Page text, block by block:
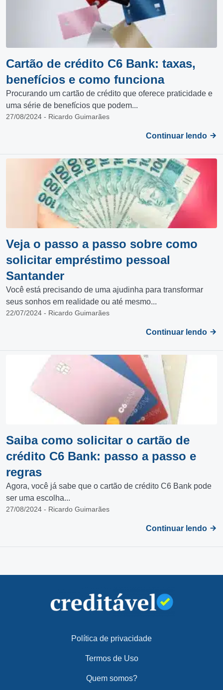
Cartão de crédito C6 Bank: taxas,
benefícios e como funciona
Procurando um cartão de crédito que oferece praticidade e
uma série de benefícios que podem...
27/08/2024 - Ricardo Guimarães
Continuar lendo
Veja o passo a passo sobre como
solicitar empréstimo pessoal
Santander
Você está precisando de uma ajudinha para transformar
seus sonhos em realidade ou até mesmo...
22/07/2024 - Ricardo Guimarães
Continuar lendo
Saiba como solicitar o cartão de
crédito C6 Bank: passo a passo e
regras
Agora, você já sabe que o cartão de crédito C6 Bank pode
ser uma escolha...
27/08/2024 - Ricardo Guimarães
Continuar lendo
Política de privacidade
Termos de Uso
Quem somos?